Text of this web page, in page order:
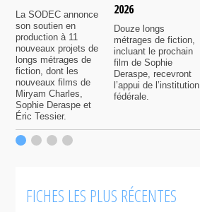
La SODEC annonce
son soutien en
production à 11
nouveaux projets de
longs métrages de
fiction, dont les
nouveaux films de
Miryam Charles,
Sophie Deraspe et
Éric Tessier.
2026
Douze longs
métrages de fiction,
incluant le prochain
film de Sophie
Deraspe, recevront
l’appui de l’institution
fédérale.
FICHES LES PLUS RÉCENTES